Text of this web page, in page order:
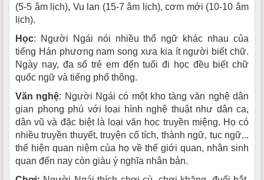
(5-5 âm lịch), Vu lan (15-7 âm lịch), cơm mới (10-10 âm
lịch).
Học: Người Ngái nói nhiều thổ ngữ khác nhau của
tiếng Hán phương nam song xưa kia ít người biết chữ.
Ngày nay, đa số trẻ em đến tuổi đi học đều biết chữ
quốc ngữ và tiếng phổ thông.
Văn nghệ: Người Ngái có một kho tàng văn nghệ dân
gian phong phú với loại hình nghệ thuật như dân ca,
dân vũ và đặc biệt là loại văn học truyền miệng. Họ có
nhiều truyền thuyết, truyện cổ tích, thành ngữ, tục ngữ...
thể hiện quan niệm của họ về thế giới quan, nhân sinh
quan đến nay còn giàu ý nghĩa nhân bản.